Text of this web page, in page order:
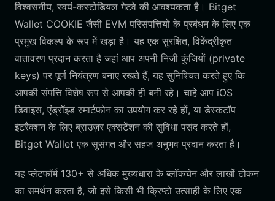
विश्वसनीय, स्वयं-कस्टोडियल गेटवे की आवश्यकता है। Bitget
Wallet COOKIE जैसी EVM परिसंपत्तियों के प्रबंधन के लिए एक
प्रमुख विकल्प के रूप में खड़ा है। यह एक सुरक्षित, विकेंद्रीकृत
वातावरण प्रदान करता है जहां आप अपनी निजी कुंजियों (private
keys) पर पूर्ण नियंत्रण बनाए रखते हैं, यह सुनिश्चित करते हुए कि
आपकी संपत्ति विशेष रूप से आपकी ही बनी रहे। चाहे आप iOS
डिवाइस, एंड्रॉइड स्मार्टफोन का उपयोग कर रहे हों, या डेस्कटॉप
इंटरैक्शन के लिए ब्राउज़र एक्सटेंशन की सुविधा पसंद करते हों,
Bitget Wallet एक सुसंगत और सहज अनुभव प्रदान करता है।
यह प्लेटफॉर्म 130+ से अधिक मुख्यधारा के ब्लॉकचेन और लाखों टोकन
का समर्थन करता है, जो इसे किसी भी क्रिप्टो उत्साही के लिए एक